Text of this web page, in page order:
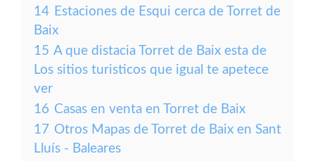
14 Estaciones de Esqui cerca de Torret de
Baix
15 A que distacia Torret de Baix esta de
Los sitios turisticos que igual te apetece
ver
16 Casas en venta en Torret de Baix
17 Otros Mapas de Torret de Baix en Sant
Lluís - Baleares